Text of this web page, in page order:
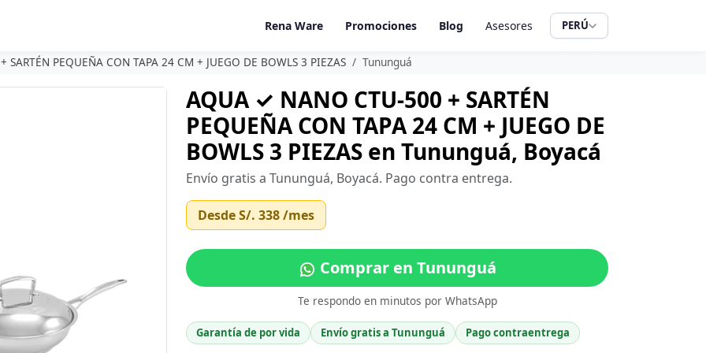
Rena Ware Promociones Blog Asesores PERÚ
PEQUEÑA CON TAPA 24 CM + JUEGO DE BOWLS 3 PIEZAS Tununguá
AQUA ✓ NANO CTU-500 + SARTÉN
PEQUEÑA CON TAPA 24 CM + JUEGO DE
BOWLS 3 PIEZAS en Tununguá, Boyacá
Envío gratis a Tununguá, Boyacá. Pago contra entrega.
DesdeS/. 338/mes
Comprar en Tununguá
Te respondo en minutos por WhatsApp
Garantía de por vida Envío gratis a Tununguá Pago contraentrega